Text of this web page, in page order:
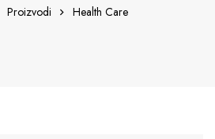
Proizvodi Health Care